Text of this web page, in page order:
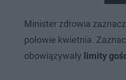
Minister zdrowia
połowie kwietnia.
obowiązywały limity